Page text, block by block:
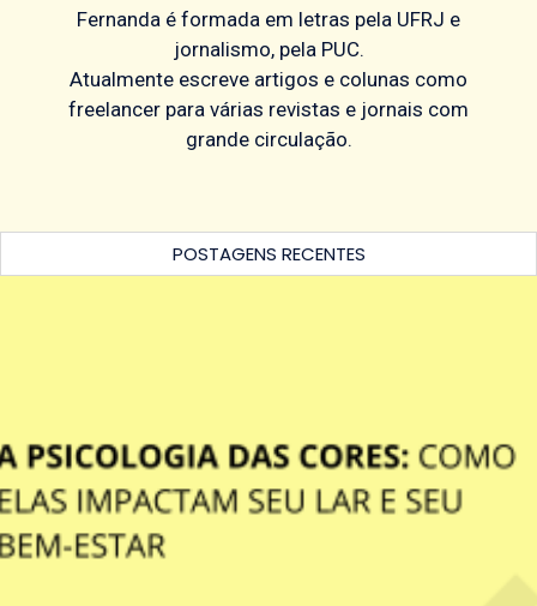
Fernanda é formada em letras pela UFRJ e
jornalismo, pela PUC.
Atualmente escreve artigos e colunas como
freelancer para várias revistas e jornais com
grande circulação.
POSTAGENS RECENTES